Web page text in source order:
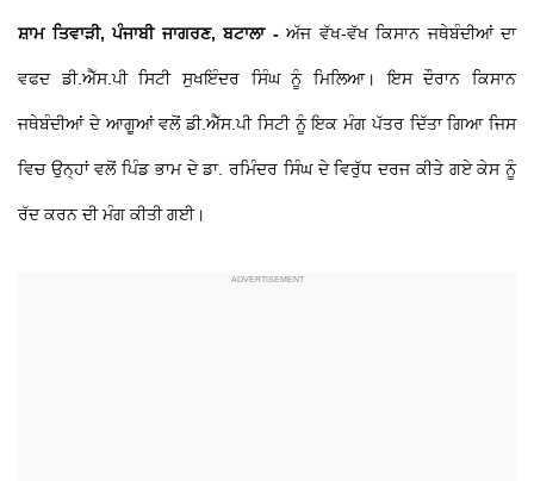
ਸ਼ਾਮ ਤਿਵਾੜੀ, ਪੰਜਾਬੀ ਜਾਗਰਣ, ਬਟਾਲਾ -ਅੱਜ ਵੱਖ-ਵੱਖ ਕਿਸਾਨ ਜਥੇਬੰਦੀਆਂ ਦਾ
ਵਫਦ ਡੀ.ਐੱਸ.ਪੀ ਸਿਟੀ ਸੁਖਇੰਦਰ ਸਿੰਘ ਨੂੰ ਮਿਲਿਆ। ਇਸ ਦੌਰਾਨ ਕਿਸਾਨ
ਜਥੇਬੰਦੀਆਂ ਦੇ ਆਗੂਆਂ ਵਲੋਂ ਡੀ.ਐੱਸ.ਪੀ ਸਿਟੀ ਨੂੰ ਇਕ ਮੰਗ ਪੱਤਰ ਦਿੱਤਾ ਗਿਆ ਜਿਸ
ਵਿਚ ਉਨ੍ਹਾਂ ਵਲੋਂ ਪਿੰਡ ਭਾਮ ਦੇ ਡਾ. ਰਮਿੰਦਰ ਸਿੰਘ ਦੇ ਵਿਰੁੱਧ ਦਰਜ ਕੀਤੇ ਗਏ ਕੇਸ ਨੂੰ
ਰੱਦ ਕਰਨ ਦੀ ਮੰਗ ਕੀਤੀ ਗਈ।